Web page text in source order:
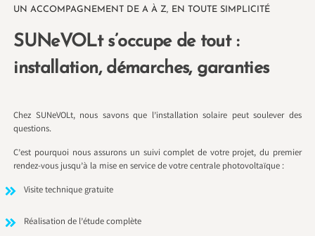
UN ACCOMPAGNEMENT DE A À Z, EN TOUTE SIMPLICITÉ
SUNeVOLt s’occupe de tout :
installation, démarches, garanties
Chez SUNeVOLt, nous savons que l’installation solaire peut soulever des
questions.
C’est pourquoi nous assurons un suivi complet de votre projet, du premier
rendez-vous jusqu’à la mise en service de votre centrale photovoltaïque :
Visite technique gratuite
Réalisation de l’étude complète